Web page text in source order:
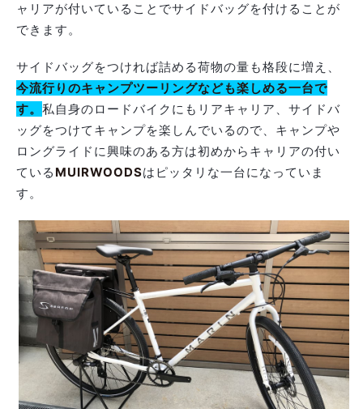
ャリアが付いていることでサイドバッグを付けることが
できます。
サイドバッグをつければ詰める荷物の量も格段に増え、
今流行りのキャンプツーリングなども楽しめる一台で
す。 私自身のロードバイクにもリアキャリア、サイドバ
ッグをつけてキャンプを楽しんでいるので、キャンプや
ロングライドに興味のある方は初めからキャリアの付い
ている MUIRWOODSはピッタリな一台になっていま
す。